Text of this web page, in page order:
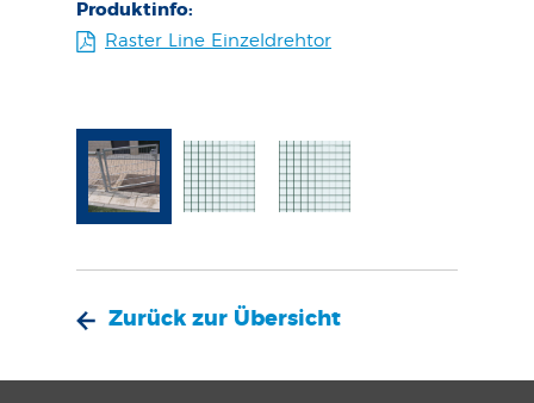
Produktinfo:
Raster Line Einzeldrehtor
Zurück zur Übersicht